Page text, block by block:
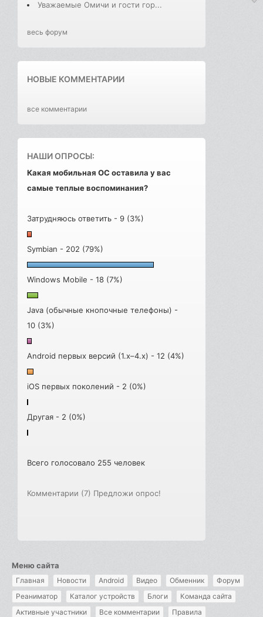
Уважаемые Омичи и гости гор...
весь форум
НОВЫЕ КОММЕНТАРИИ
все комментарии
НАШИ ОПРОСЫ:
Какая мобильная ОС оставила у вас
самые теплые воспоминания?
Затрудняюсь ответить - 9 (3%)
Symbian - 202 (79%)
Windows Mobile - 18 (7%)
Java (обычные кнопочные телефоны) -
10 (3%)
Android первых версий (1.x–4.x) - 12 (4%)
iOS первых поколений - 2 (0%)
Другая - 2 (0%)
Всего голосовало 255 человек
Комментарии (7) Предложи опрос!
Меню сайта
Главная Новости Android Видео Обменник
Форум
Реаниматор
Каталог устройств Блоги
Команда сайта
Активные участники
Все комментарии Правила